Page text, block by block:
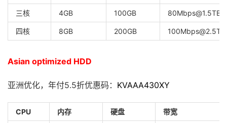
三核 4GB 100GB 80Mbps@1.5TB
四核 8GB 200GB 100Mbps@2.5TB
Asian optimized HDD
亚洲优化，年付5.5折优惠码： KVAAA430XY
CPU 内存 硬盘 带宽